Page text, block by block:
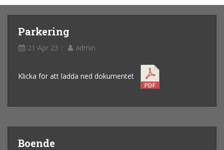
Parkering
21 Apr 23 admin
Klicka för att ladda ned dokumentet
Boende